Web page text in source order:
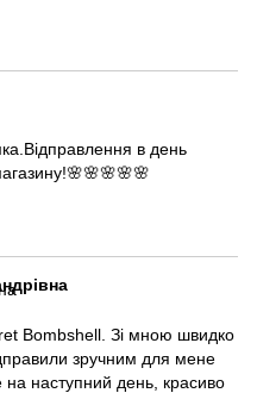
в день
Bombshell. Зі мною швидко
зручним для мене
наступний день, красиво